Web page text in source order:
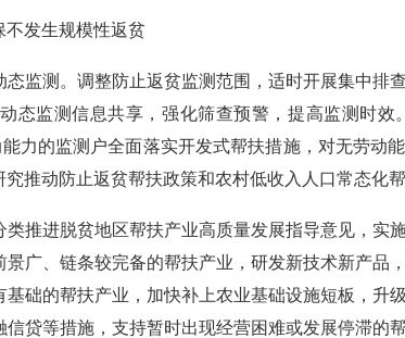
发生规模性返贫
测。调整防止返贫监测范围，适时开展集中排
态监测信息共享，强化筛查预警，提高监测时
力的监测户全面落实开发式帮扶措施，对无劳动
推动防止返贫帮扶政策和农村低收入人口常态化帮
进脱贫地区帮扶产业高质量发展指导意见，实
广、链条较完备的帮扶产业，研发新技术新产品
础的帮扶产业，加快补上农业基础设施短板，升
贷等措施，支持暂时出现经营困难或发展停滞的